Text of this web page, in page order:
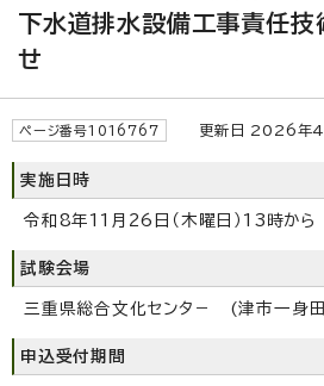
下水道排水設備工事責任技
せ
ページ番号1016767 更新日 2026年4
実施日時
令和8年11月26日（木曜日）13時から
試験会場
三重県総合文化センタ－ (津市一身
申込受付期間